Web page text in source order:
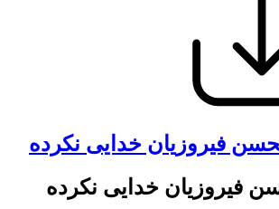
فیروزیان خدایی نکرده
فیروزیان خدایی نکرده